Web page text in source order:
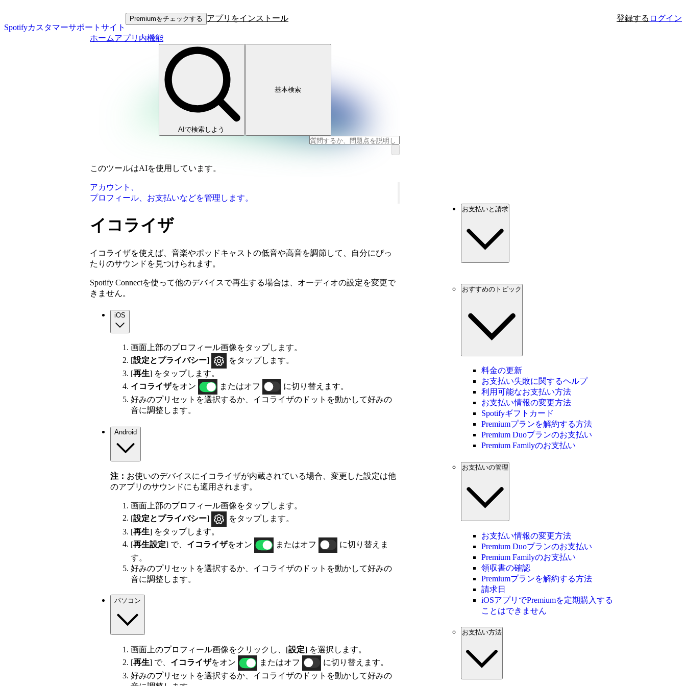
Spotifyカスタマーサポートサイト
Premiumをチェックする アプリをインストール 登録する ログイン
ホームアプリ内機能
AIで検索しよう
基本検索
このツールはAIを使用しています。
アカウント、
プロフィール、お支払いなどを管理します。
イコライザ
イコライザを使えば、音楽やポッドキャストの低音や高音を調節して、自分にぴっ
たりのサウンドを見つけられます。
Spotify Connectを使って他のデバイスで再生する場合は、オーディオの設定を変更で
きません。
iOS
画面上部のプロフィール画像をタップします。
[設定とプライバシー]
をタップします。
[再生] をタップします。
イコライザをオン またはオフ
に切り替えます。
好みのプリセットを選択するか、イコライザのドットを動かして好みの
音に調整します。
Android
注： お使いのデバイスにイコライザが内蔵されている場合、変更した設定は他
のアプリのサウンドにも適用されます。
画面上部のプロフィール画像をタップします。
[設定とプライバシー]
をタップします。
[再生] をタップします。
[再生設定] で、 イコライザをオン またはオフ
に切り替えま
す。
好みのプリセットを選択するか、イコライザのドットを動かして好みの
音に調整します。
パソコン
画面上のプロフィール画像をクリックし、[設定] を選択します。
[再生] で、 イコライザをオン またはオフ
に切り替えます。
好みのプリセットを選択するか、イコライザのドットを動かして好みの
お支払いと請求
おすすめのトピック
料金の更新
お支払い失敗に関するヘルプ
利用可能なお支払い方法
お支払い情報の変更方法
Spotifyギフトカード
Premiumプランを解約する方法
Premium Duoプランのお支払い
Premium Familyのお支払い
お支払いの管理
お支払い情報の変更方法
Premium Duoプランのお支払い
Premium Familyのお支払い
領収書の確認
Premiumプランを解約する方法
請求日
iOSアプリでPremiumを定期購入する
ことはできません
お支払い方法